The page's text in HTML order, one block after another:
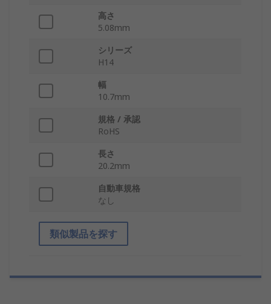
高さ
5.08mm
シリーズ
H14
幅
10.7mm
規格 / 承認
RoHS
長さ
20.2mm
自動車規格
なし
類似製品を探す